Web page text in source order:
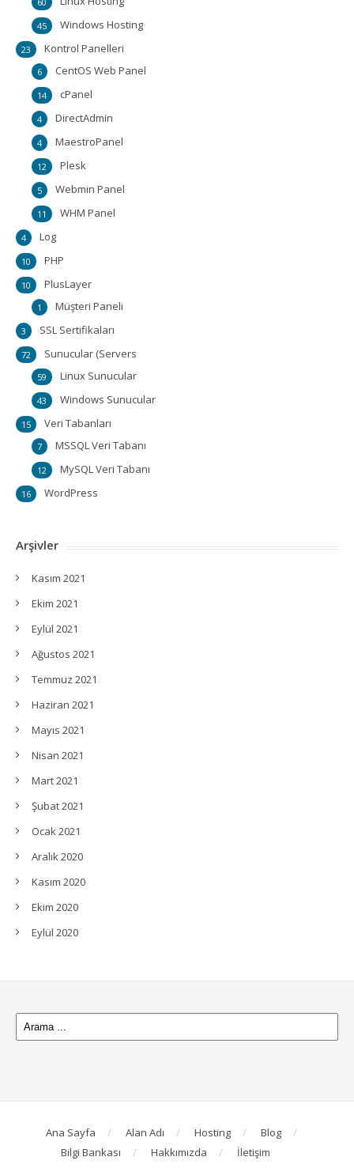
Windows Hosting
45
Kontrol Panelleri
23
CentOS Web Panel
6
cPanel
14
DirectAdmin
4
MaestroPanel
4
Plesk
12
Webmin Panel
5
WHM Panel
11
Log
4
PHP
10
PlusLayer
10
Müşteri Paneli
1
SSL Sertifikaları
3
Sunucular (Servers
72
Linux Sunucular
59
Windows Sunucular
43
Veri Tabanları
15
MSSQL Veri Tabanı
7
MySQL Veri Tabanı
12
WordPress
16
Arşivler
Kasım 2021
Ekim 2021
Eylül 2021
Ağustos 2021
Temmuz 2021
Haziran 2021
Mayıs 2021
Nisan 2021
Mart 2021
Şubat 2021
Ocak 2021
Aralık 2020
Kasım 2020
Ekim 2020
Eylül 2020
Ana Sayfa Alan Adı Hosting
Blog
Bilgi Bankası
Hakkımızda İletişim